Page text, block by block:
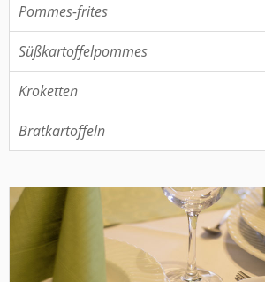
Pommes-frites
Süßkartoffelpommes
Kroketten
Bratkartoffeln